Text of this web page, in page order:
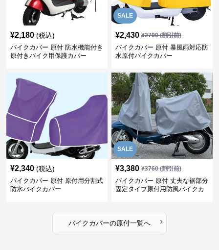
¥2,180 (税込)
バイクカバー 原付 防水機能付き
原付きバイク用保護カバー
SALE
¥2,430 ¥2700(割引前)
バイクカバー 原付 暴風雨対応防
水原付バイクカバー
¥2,340 (税込)
バイクカバー 原付 原付用分割式
防水バイクカバー
SALE
¥3,380 ¥3760(割引前)
バイクカバー 原付 丈夫な裾部分
固定タイプ原付用防風バイクカ
バイクカバーの原付一覧へ ›